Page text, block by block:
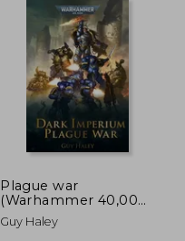
Plague war
(Warhammer 40,000)
(en Inglés)
Guy Haley